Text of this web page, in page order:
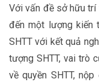
Với vấn đề sở hữu trí
đến một lượng kiến
SHTT với kết quả
tượng SHTT, vai trò
về quyền SHTT,